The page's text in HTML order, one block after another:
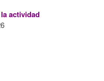
actividad